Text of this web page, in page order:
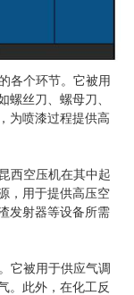
各个环节。它被用
螺丝刀、螺母刀、
为喷漆过程提供高
西空压机在其中起
，用于提供高压空
发射器等设备所需
它被用于供应气调
。此外，在化工反